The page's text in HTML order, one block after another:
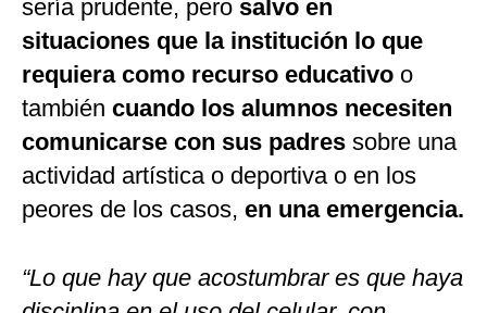
sería prudente, pero salvo en
situaciones que la institución lo que
requiera como recurso educativo o
también cuando los alumnos necesiten
comunicarse con sus padres sobre una
actividad artística o deportiva o en los
peores de los casos, en una emergencia.
“Lo que hay que acostumbrar es que haya